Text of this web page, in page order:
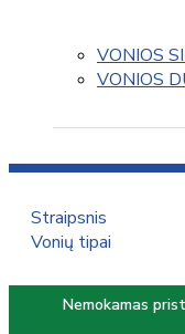
VONIOS
VONIOS
Straipsnis
Vonių tipai
Nemokamas